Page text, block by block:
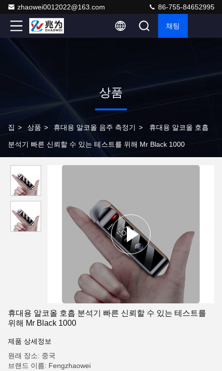
zhaowei0012022@163.com 86-755-84652995
채팅
상품
집 > 상품 > 휴대용 알코올 음주 측정기 > 휴대용 알코올 호흡
분석기 빠른 신뢰할 수 있는 테스트를 위해 Mr Black 1000
휴대용 알코올 호흡 분석기 빠른 신뢰할 수 있는 테스트를
위해 Mr Black 1000
제품 상세정보
원래 장소: 중국
브랜드 이름: Fengzhaowei